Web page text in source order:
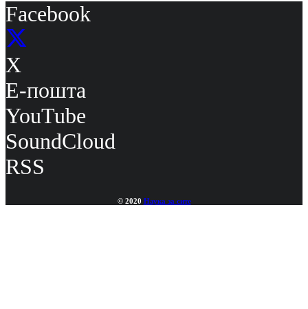
Facebook
X
Е-пошта
YouTube
SoundCloud
RSS
© 2020 Наука за сите